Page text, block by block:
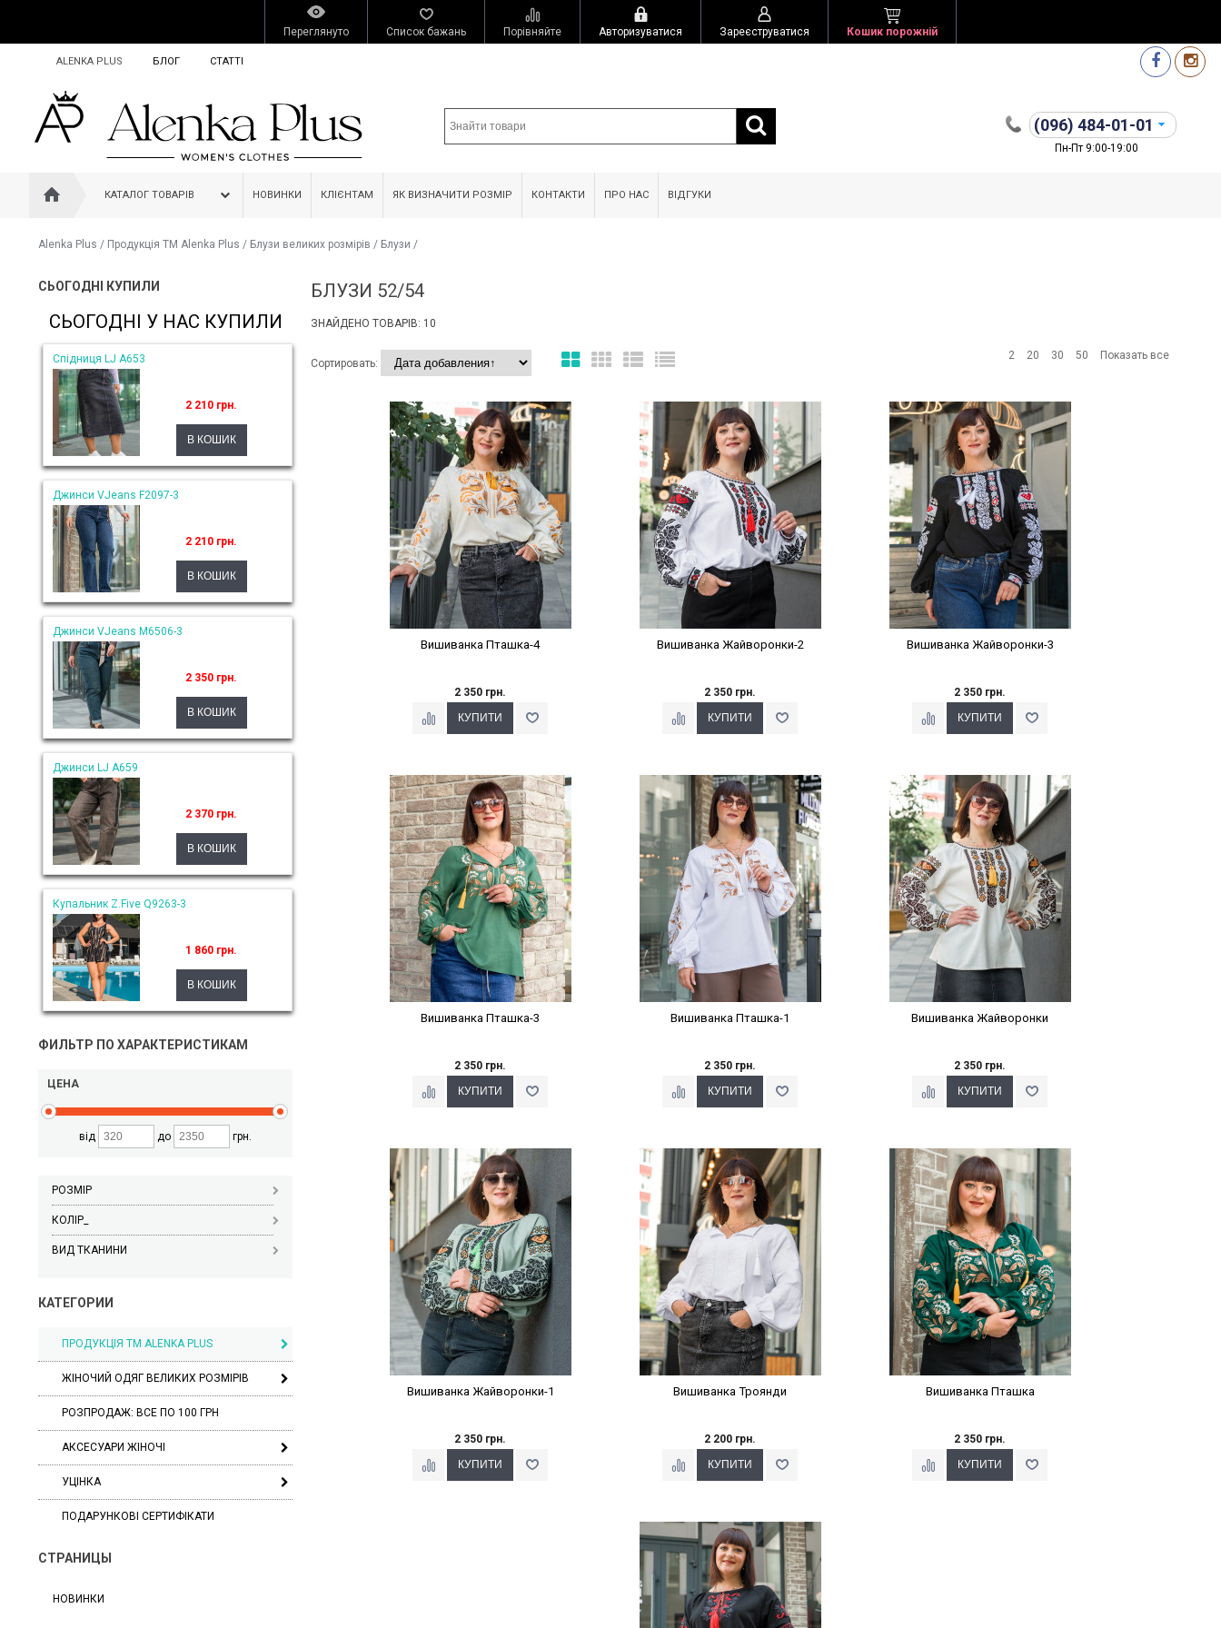
Переглянуто Список бажань Порівняйте Авторизуватися Зареєструватися Кошик порожній
ALENKA PLUS БЛОГ СТАТТІ
(096) 484-01-01
Пн-Пт 9:00-19:00
КАТАЛОГ ТОВАРІВ НОВИНКИ КЛІЄНТАМ ЯК ВИЗНАЧИТИ РОЗМІР КОНТАКТИ ПРО НАС ВІДГУКИ
Alenka Plus / Продукція ТМ Alenka Plus / Блузи великих розмірів / Блузи /
СЬОГОДНІ КУПИЛИ
СЬОГОДНІ У НАС КУПИЛИ
Спідниця LJ A653
2 210 грн.
Джинси VJeans F2097-3
2 210 грн.
Джинси VJeans M6506-3
2 350 грн.
Джинси LJ A659
2 370 грн.
Купальник Z.Five Q9263-3
1 860 грн.
ФИЛЬТР ПО ХАРАКТЕРИСТИКАМ
ЦЕНА
від до грн.
РОЗМІР
КОЛІР_
ВИД ТКАНИНИ
КАТЕГОРИИ
ПРОДУКЦІЯ ТМ ALENKA PLUS
ЖІНОЧИЙ ОДЯГ ВЕЛИКИХ РОЗМІРІВ
РОЗПРОДАЖ: ВСЕ ПО 100 ГРН
АКСЕСУАРИ ЖІНОЧІ
УЦІНКА
ПОДАРУНКОВІ СЕРТИФІКАТИ
СТРАНИЦЫ
НОВИНКИ
БЛУЗИ 52/54
ЗНАЙДЕНО ТОВАРІВ: 10
Сортировать:
2 20 30 50 Показать все
Наклейки Варіант з %
Вишиванка Пташка-4
2 350 грн.
Наклейки Варіант з %
Вишиванка Жайворонки-2
2 350 грн.
Наклейки Варіант з %
Вишиванка Жайворонки-3
2 350 грн.
Наклейки Варіант з %
Вишиванка Пташка-3
2 350 грн.
Наклейки Варіант з %
Вишиванка Пташка-1
2 350 грн.
Наклейки Варіант з %
Вишиванка Жайворонки
2 350 грн.
Наклейки Варіант з %
Вишиванка Жайворонки-1
2 350 грн.
Наклейки Варіант з %
Вишиванка Троянди
2 200 грн.
Наклейки Варіант з %
Вишиванка Пташка
2 350 грн.
Наклейки Варіант з %